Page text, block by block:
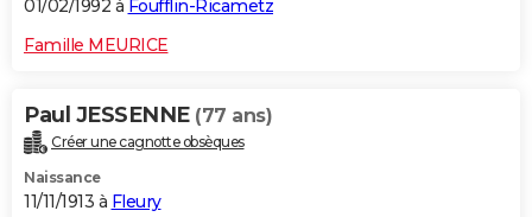
01/02/1992 à Foufflin-Ricametz
Famille MEURICE
Paul JESSENNE (77 ans)
Créer une cagnotte obsèques
Naissance
11/11/1913 à Fleury